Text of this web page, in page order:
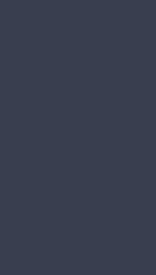
Land van
wandelingen
Aan de dijk heb
Land.
je een
uit het
Bij schade